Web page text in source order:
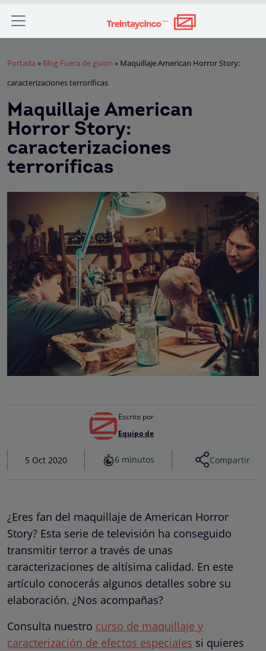
Portada » Blog Fuera de guion » Maquillaje American Horror Story:
caracterizaciones terroríficas
Maquillaje American
Horror Story:
caracterizaciones
terroríficas
Escrito por
Equipo de
5 Oct 2020 6 minutos Compartir
¿Eres fan del maquillaje de American Horror
Story? Esta serie de televisión ha conseguido
transmitir terror a través de unas
caracterizaciones de altísima calidad. En este
artículo conocerás algunos detalles sobre su
elaboración. ¿Nos acompañas?
Consulta nuestro curso de maquillaje y
caracterización de efectos especiales si quieres